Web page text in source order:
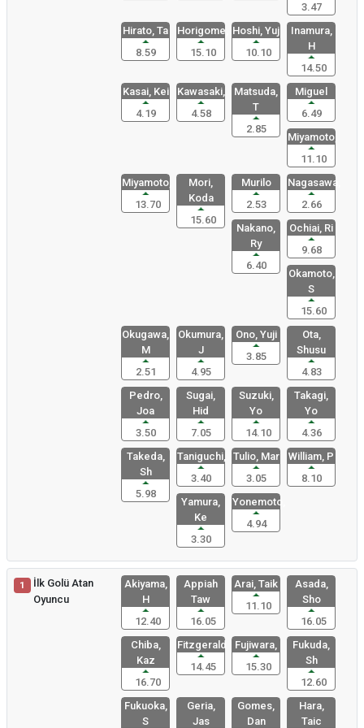
3.47
Hirato, Ta
8.59
Horigome,
15.10
Hoshi, Yuj
10.10
Inamura,
H
14.50
Kasai, Kei
4.19
Kawasaki,
4.58
Matsuda,
T
2.85
Miguel
6.49
Miyamoto,
11.10
Miyamoto,
13.70
Mori,
Koda
15.60
Murilo
2.53
Nagasawa,
2.66
Nakano,
Ry
6.40
Ochiai, Ri
9.68
Okamoto,
S
15.60
Okugawa,
M
2.51
Okumura,
J
4.95
Ono, Yuji
3.85
Ota,
Shusu
4.83
Pedro,
Joa
3.50
Sugai,
Hid
7.05
Suzuki,
Yo
14.10
Takagi,
Yo
4.36
Takeda,
Sh
5.98
Taniguchi,
3.40
Tulio, Mar
3.05
William, P
8.10
Yamura,
Ke
3.30
Yonemoto,
4.94
1
İlk Golü Atan
Oyuncu
Akiyama,
H
12.40
Appiah
Taw
16.05
Arai, Taik
11.10
Asada,
Sho
16.05
Chiba,
Kaz
16.70
Fitzgerald
14.45
Fujiwara,
15.30
Fukuda,
Sh
12.60
Fukuoka,
S
Geria,
Jas
Gomes,
Dan
Hara,
Taic